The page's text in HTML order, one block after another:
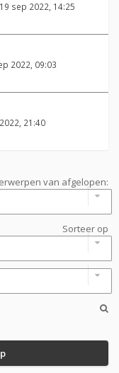
19 sep 2022, 14:25
2022, 09:03
21:40
van afgelopen:
Sorteer op